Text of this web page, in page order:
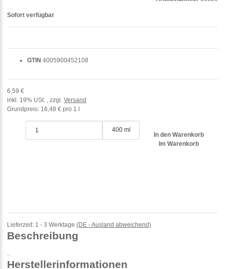
GTIN 4005900452108
6,59 €
inkl. 19% USt. , zzgl. Versand
Grundpreis: 16,48 € pro 1 l
400 ml
In den Warenkorb
Im Warenkorb
Sofort verfügbar
Lieferzeit: 1 - 3 Werktage (DE - Ausland abweichend)
Beschreibung
Herstellerinformationen